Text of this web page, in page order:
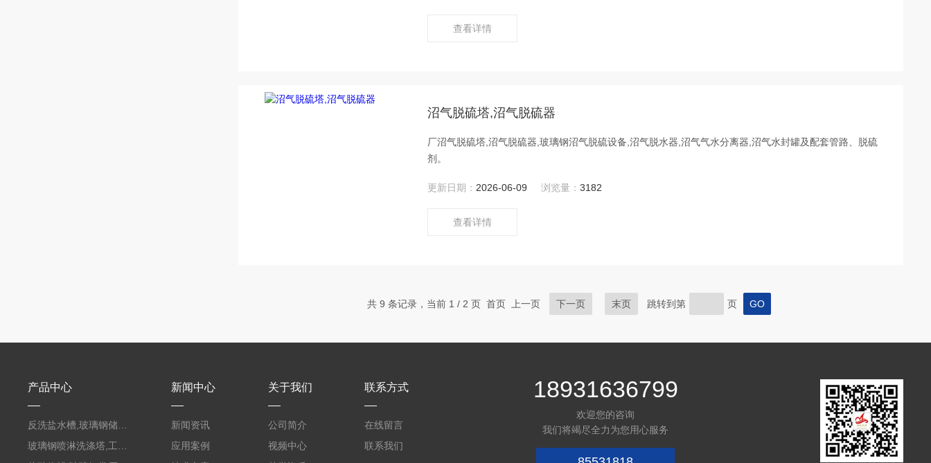
查看详情
沼气脱硫塔,沼气脱硫器
厂沼气脱硫塔,沼气脱硫器,玻璃钢沼气脱硫设备,沼气脱水器,沼气气水分离器,沼气水封罐及配套管路、脱硫
剂。
更新日期： 2026-06-09 浏览量：3182
查看详情
共 9 条记录，当前 1 / 2 页 首页 上一页 下一页 末页 跳转到第 页
产品中心 新闻中心
新闻资讯
应用案例
关于我们
公司简介
视频中心
联系方式
在线留言
联系我们
18931636799
欢迎您的咨询
我们将竭尽全力为您用心服务